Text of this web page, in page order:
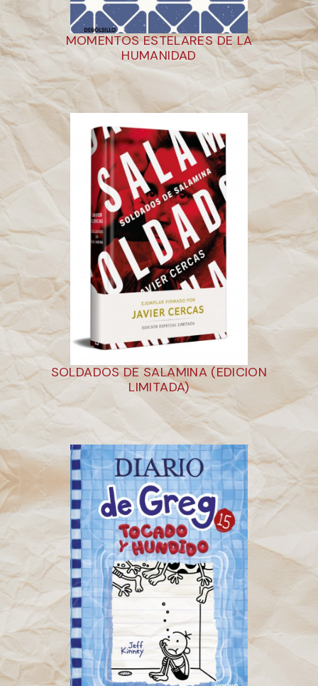
MOMENTOS ESTELARES DE LA
HUMANIDAD
SOLDADOS DE SALAMINA (EDICION
LIMITADA)